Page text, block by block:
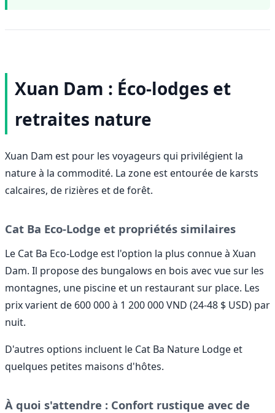
Xuan Dam : Éco-lodges et
retraites nature
Xuan Dam est pour les voyageurs qui privilégient la
nature à la commodité. La zone est entourée de karsts
calcaires, de rizières et de forêt.
Cat Ba Eco-Lodge et propriétés similaires
Le Cat Ba Eco-Lodge est l'option la plus connue à Xuan
Dam. Il propose des bungalows en bois avec vue sur les
montagnes, une piscine et un restaurant sur place. Les
prix varient de 600 000 à 1 200 000 VND (24-48 $ USD) par
nuit.
D'autres options incluent le Cat Ba Nature Lodge et
quelques petites maisons d'hôtes.
À quoi s'attendre : Confort rustique avec de